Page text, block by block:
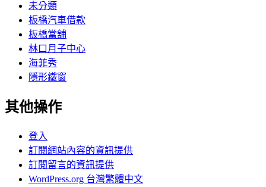
未分類
板橋汽車借款
板橋當舖
林口月子中心
海菲秀
隱形鐵窗
其他操作
登入
訂閱網站內容的資訊提供
訂閱留言的資訊提供
WordPress.org 台灣繁體中文